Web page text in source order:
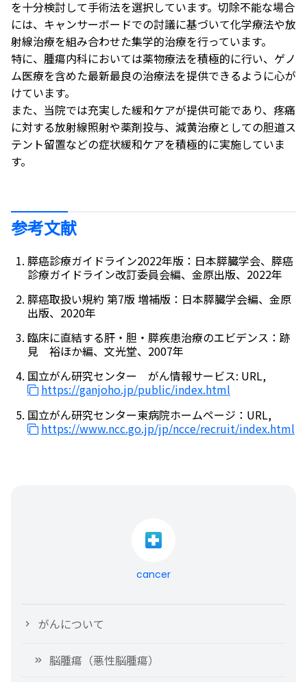
を十分検討して手術法を選択しています。切除不能な場合
には、キャンサーボードでの討議に基づいて化学療法や放
射線治療を組み合わせた集学的治療を行っています。
特に、腫瘍内科においては薬物療法を積極的に行い、ゲノ
ム医療を含めた最新最良の治療法を提供できるように心が
けています。
また、当院では充実した緩和ケアが提供可能であり、疼痛
に対する放射線照射や薬剤投与、減黄治療としての胆道ス
テント留置などの症状緩和ケアを積極的に実施していま
す。
参考文献
膵癌診療ガイドライン2022年版：日本膵臓学会、膵癌
診療ガイドライン改訂委員会編、金原出版、2022年
膵癌取扱い規約 第7版 増補版：日本膵臓学会編、金原
出版、2020年
臨床に直結する肝・胆・膵疾患治療のエビデンス：跡
見 裕ほか編、文光堂、2007年
国立がん研究センター がん情報サービス: URL,
https://ganjoho.jp/public/index.html
国立がん研究センター東病院ホームページ：URL,
https://www.ncc.go.jp/jp/ncce/recruit/index.html
cancer
がんについて
脳腫瘍（悪性脳腫瘍）